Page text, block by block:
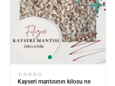
Kayseri mantısının kilosu ne